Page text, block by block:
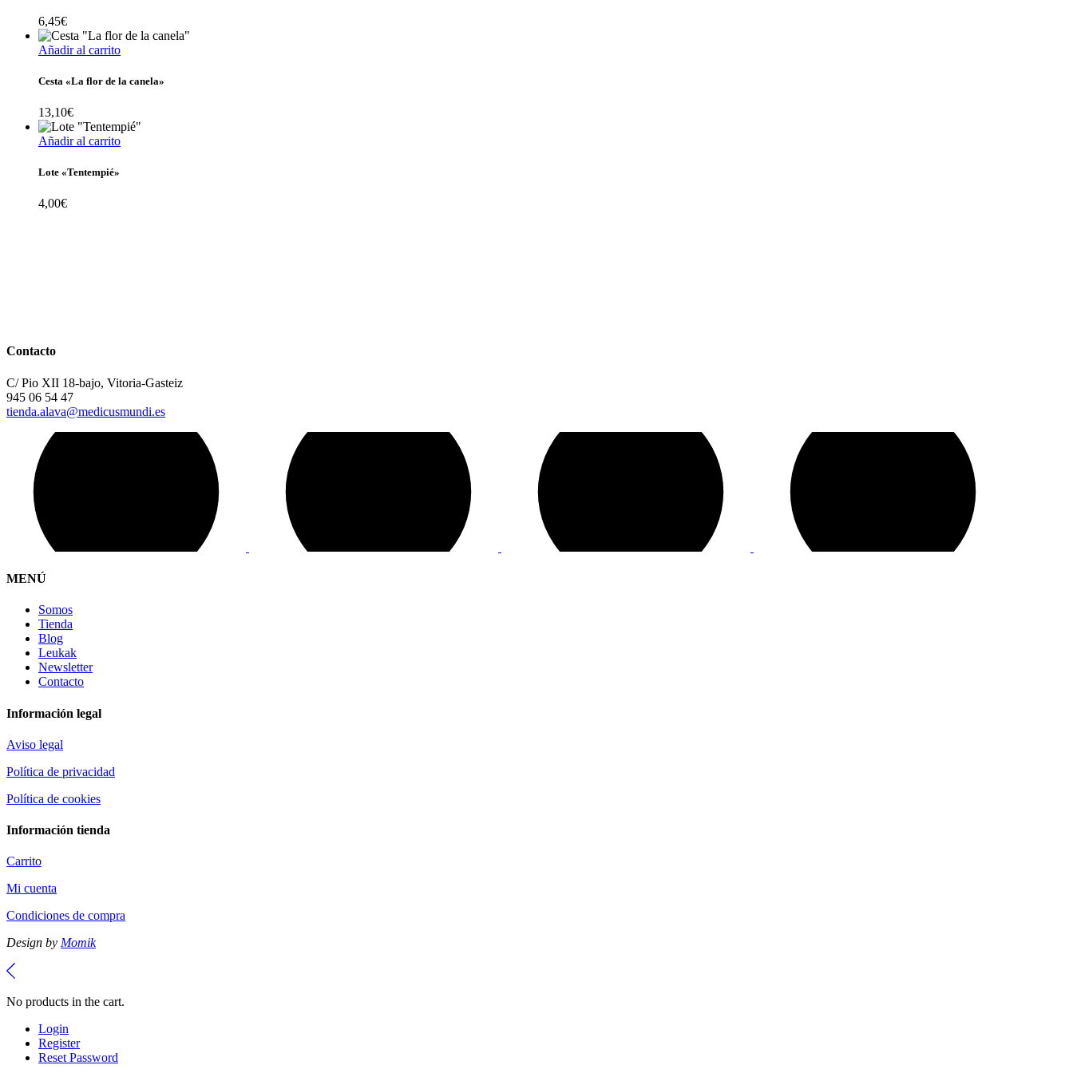
6,45€
Añadir al carrito
Cesta «La flor de la canela»
13,10€
Añadir al carrito
Lote «Tentempié»
4,00€
Contacto
C/ Pio XII 18-bajo, Vitoria-Gasteiz
945 06 54 47
tienda.alava@medicusmundi.es
MENÚ
Somos
Tienda
Blog
Leukak
Newsletter
Contacto
Información legal
Aviso legal
Política de privacidad
Política de cookies
Información tienda
Carrito
Mi cuenta
Condiciones de compra
Design by Momik
No products in the cart.
Login
Register
Reset Password